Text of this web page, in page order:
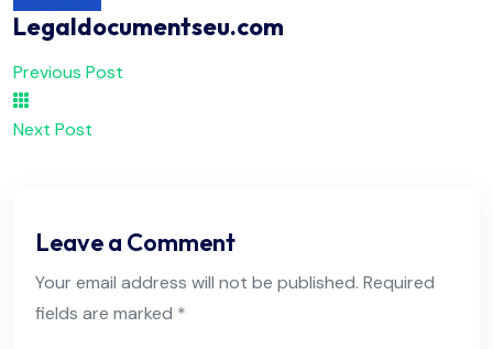
Legaldocumentseu.com
Previous Post
Next Post
Leave a Comment
Your email address will not be published. Required
fields are marked *